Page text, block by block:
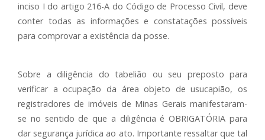
inciso I do artigo 216-A do Código de Processo Civil, deve
conter todas as informações e constatações possíveis
para comprovar a existência da posse.
Sobre a diligência do tabelião ou seu preposto para
verificar a ocupação da área objeto de usucapião, os
registradores de imóveis de Minas Gerais manifestaram-
se no sentido de que a diligência é OBRIGATÓRIA para
dar segurança jurídica ao ato. Importante ressaltar que tal